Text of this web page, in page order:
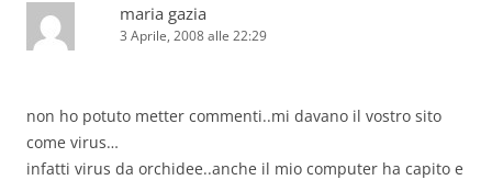
maria gazia
3 Aprile, 2008 alle 22:29
non ho potuto metter commenti..mi davano il vostro sito
come virus…
infatti virus da orchidee..anche il mio computer ha capito e